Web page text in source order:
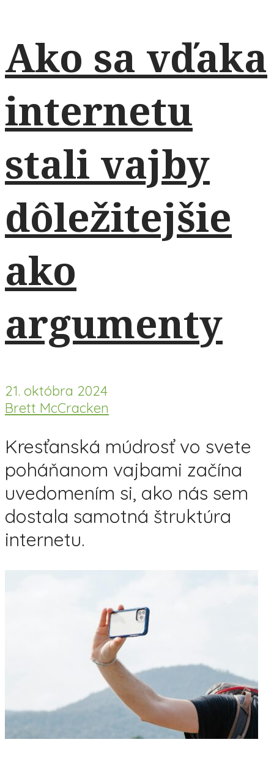
Ako sa vďaka
internetu
stali vajby
dôležitejšie
ako
argumenty
21. októbra 2024
Brett McCracken
Kresťanská múdrosť vo svete
poháňanom vajbami začína
uvedomením si, ako nás sem
dostala samotná štruktúra
internetu.